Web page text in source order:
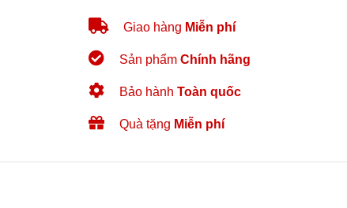
Giao hàng Miễn phí
Sản phẩm Chính hãng
Bảo hành Toàn quốc
Quà tặng Miễn phí